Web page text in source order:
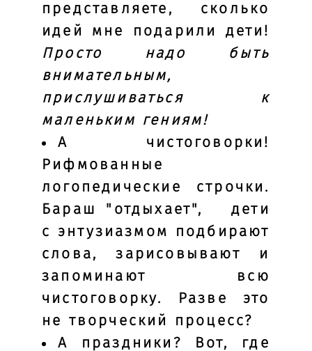
представляете, сколько
идей мне подарили дети!
Просто надо быть
внимательным,
прислушиваться к
маленьким гениям!
А чистоговорки!
Рифмованные
логопедические строчки.
Бараш "отдыхает", дети
с энтузиазмом подбирают
слова, зарисовывают и
запоминают всю
чистоговорку. Разве это
не творческий процесс?
А праздники? Вот, где